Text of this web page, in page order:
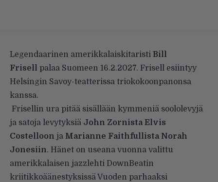
Legendaarinen amerikkalaiskitaristi Bill
Frisell
palaa Suomeen 16.2.2027. Frisell esiintyy
Helsingin Savoy-teatterissa triokokoonpanonsa
kanssa.
Frisellin ura pitää sisällään kymmeniä soololevyjä
ja satoja levytyksiä John Zornista Elvis
Costelloon ja Marianne Faithfullista Norah
Jonesiin. Hänet on useana vuonna valittu
amerikkalaisen jazzlehti DownBeatin
kriitikkoäänestyksissä Vuoden parhaaksi